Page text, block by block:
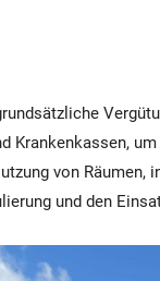
Krankenkassen,
von Räumen,
und den